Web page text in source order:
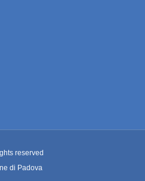
reserved
di Padova